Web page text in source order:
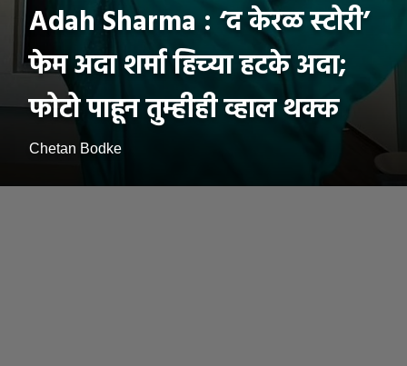
Adah Sharma : ‘द केरळ स्टोरी’
फेम अदा शर्मा हिच्या हटके अदा;
फोटो पाहून तुम्हीही व्हाल थक्क
Chetan Bodke